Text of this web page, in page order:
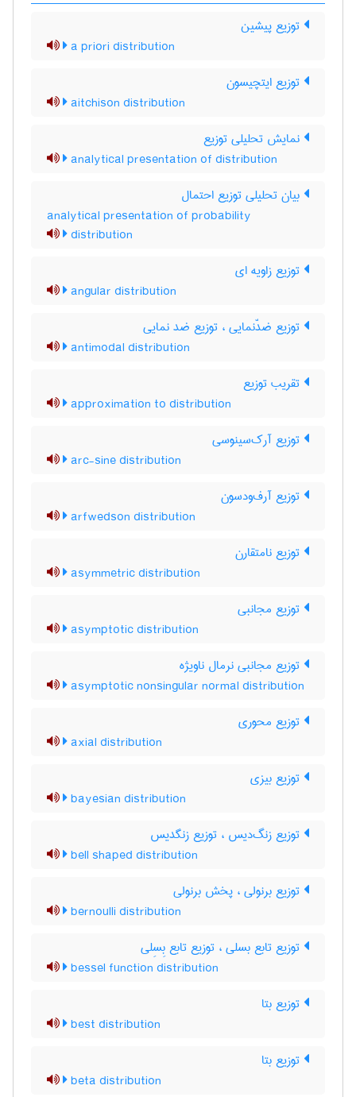
توزیع پیشین
a priori distribution
توزیع ایتچیسون
aitchison distribution
نمایش تحلیلی توزیع
analytical presentation of distribution
بیان تحلیلی توزیع احتمال
analytical presentation of probability
distribution
توزیع زاویه ای
angular distribution
توزیع ضدّنمایی ، توزیع ضد نمایی
antimodal distribution
تقریب توزیع
approximation to distribution
توزیع آرک‌سینوسی
arc-sine distribution
توزیع آرف‌ودسون
arfwedson distribution
توزیع نامتقارن
asymmetric distribution
توزیع مجانبی
asymptotic distribution
توزیع مجانبی نرمال ناویژه
asymptotic nonsingular normal distribution
توزیع محوری
axial distribution
توزیع بیزی
bayesian distribution
توزیع زنگ‌دیس ، توزیع زنگدیس
bell shaped distribution
توزیع برنولی ، پخش برنولی
bernoulli distribution
توزیع تابع بسلی ، توزیع تابع بِسِلی
bessel function distribution
توزیع بتا
best distribution
توزیع بتا
beta distribution